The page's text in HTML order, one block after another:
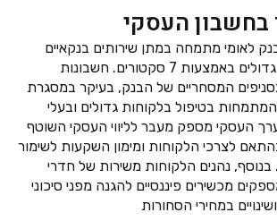
בחשבון העסקי
לאומי מתמחה במתן שירותים בנקאיים
ופיננסיים לתאגידים גדולים באמצעות 7 סקטורים. חשבונות
המסחריים של הבנק, בעיקר במסגרת
בטיפול בלקוחות גדולים ובעלי
העסקי מספק מעבר לליווי העסקי השוטף
לצרכי הלקוחות ומימון השקעות לשימור
נהנים הלקוחות משירות של חדרי
מכשירים פיננסיים להגנה מפני סיכוני
במחירי הסחורות